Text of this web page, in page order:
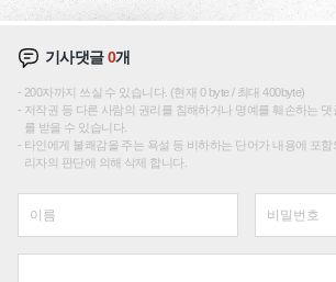
기사댓글0개
200자까지 쓰실 수 있습니다. (현재 0 byte / 최대 400byte)
저작권 등 다른 사람의 권리를 침해하거나 명예를 훼손하는 댓
를 받을 수 있습니다.
타인에게 불쾌감을 주는 욕설 등 비하하는 단어가 내용에 포
리자의 판단에 의해 삭제 합니다.